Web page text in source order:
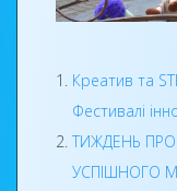
З метою
долучилися
Креатив та
Фестивалі
ТИЖДЕНЬ
УСПІШНОГО